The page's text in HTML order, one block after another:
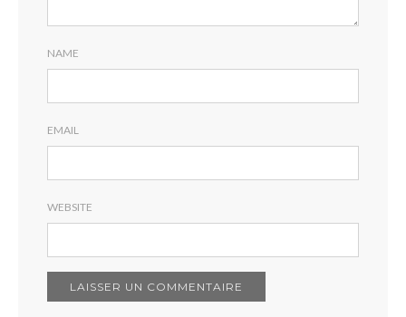
NAME
EMAIL
WEBSITE